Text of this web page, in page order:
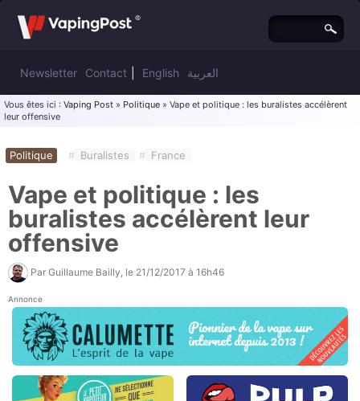
Newsletter Contact English العربية
Vous êtes ici : Vaping Post » Politique » Vape et politique : les buralistes accélèrent
leur offensive
Politique # Buralistes # France
Vape et politique : les
buralistes accélèrent leur
offensive
Par Guillaume Bailly , le 21/12/2017 à 16h46
Annonce